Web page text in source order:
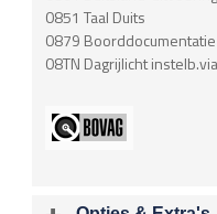
0851 Taal Duits
0879
08TN Dagrijlicht